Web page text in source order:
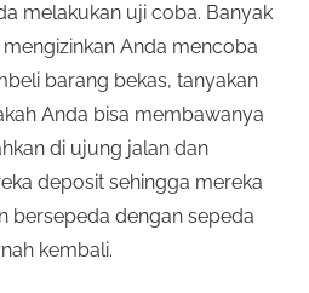
melakukan uji coba. Banyak
Anda mencoba
barang bekas, tanyakan
Anda bisa membawanya
di ujung jalan dan
deposit sehingga mereka
bersepeda dengan sepeda
kembali.